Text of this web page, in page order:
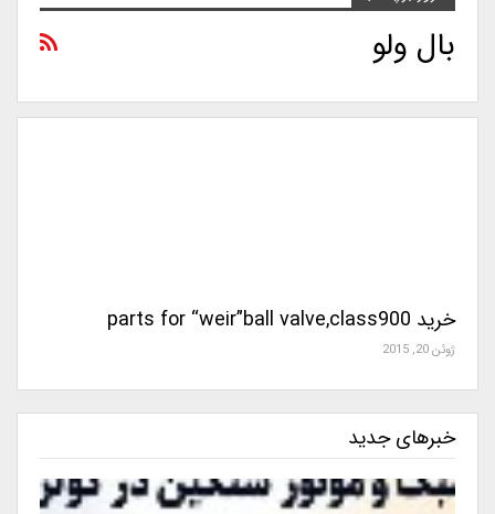
بال ولو
خرید parts for “weir”ball valve,class900
ژوئن 20, 2015
خبرهای جدید